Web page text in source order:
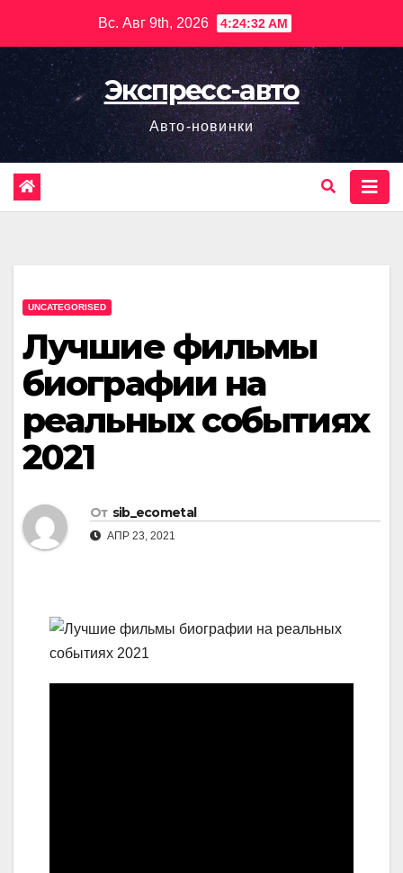
содержимому
Вс. Авг 9th, 2026 4:24:33 AM
Экспресс-авто
Авто-новинки
UNCATEGORISED
Лучшие фильмы
биографии на
реальных событиях
2021
От sib_ecometal
АПР 23, 2021